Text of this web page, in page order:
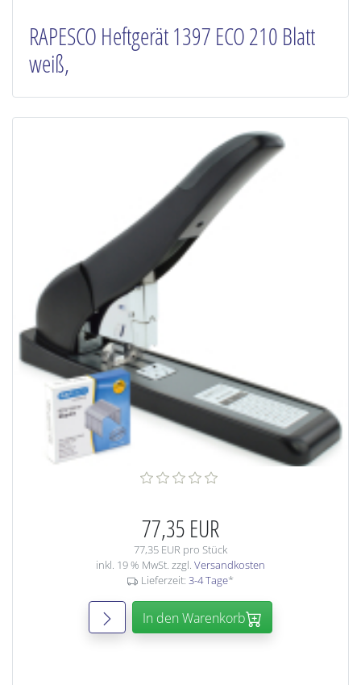
RAPESCO Heftgerät 1397 ECO 210 Blatt
weiß,
77,35 EUR
77,35 EUR pro Stück
inkl. 19 % MwSt. zzgl. Versandkosten
Lieferzeit: 3-4 Tage*
In den Warenkorb